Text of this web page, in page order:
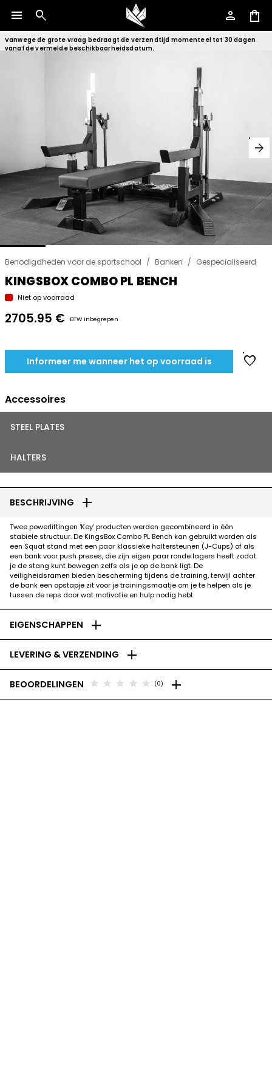
menu search person shopping_bag
Vanwege de grote vraag bedraagt de verzendtijd momenteel tot 30 dagen
vanaf de vermelde beschikbaarheidsdatum.
arrow_forward
Benodigdheden voor de sportschool / Banken / Gespecialiseerd
KINGSBOX COMBO PL BENCH
Niet op voorraad
2705.95 € BTW inbegrepen
Informeer me wanneer het op voorraad is favorite
Accessoires
STEEL PLATES
HALTERS
BESCHRIJVING add
Twee powerliftingen 'Key' producten werden gecombineerd in één
stabiele structuur. De KingsBox Combo PL Bench kan gebruikt worden als
een Squat stand met een paar klassieke haltersteunen (J-Cups) of als
een bank voor push preses, die zijn eigen paar ronde lagers heeft zodat
je de stang kunt bewegen zelfs als je op de bank ligt. De
veiligheidsramen bieden bescherming tijdens de training, terwijl achter
de bank een opstapje zit voor je trainingsmaatje om je te helpen als je
tussen de reps door wat motivatie en hulp nodig hebt.
EIGENSCHAPPEN add
LEVERING & VERZENDING add
BEOORDELINGEN star star star star star (0) add